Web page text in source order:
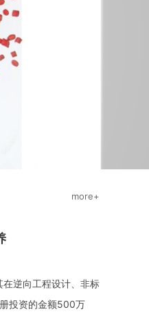
more+
逆向工程设计、非标
投资的金额500万